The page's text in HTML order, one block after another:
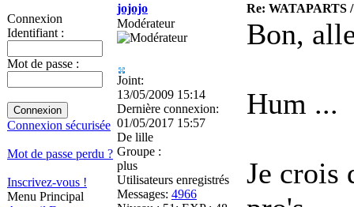
Connexion
Identifiant :
Mot de passe :
Connexion sécurisée
Mot de passe perdu ?
Inscrivez-vous !
Menu Principal
jojojo
Re: WATAPARTS
Modérateur
Joint:
13/05/2009 15:14
Dernière connexion:
01/05/2017 15:57
De lille
Groupe :
plus
Utilisateurs enregistrés
Messages: 4966
Bon,
Hum ...
Je crois